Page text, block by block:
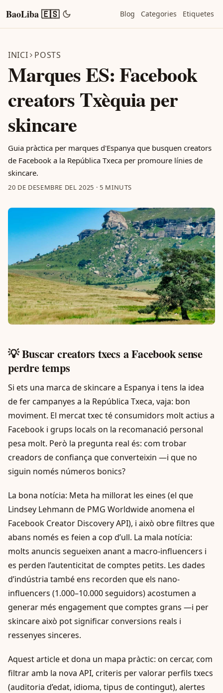
BaoLiba 🇪🇸 Blog Categories Etiquetes
INICI POSTS
Marques ES: Facebook
creators Txèquia per
skincare
Guia pràctica per marques d'Espanya que busquen creators
de Facebook a la República Txeca per promoure línies de
skincare.
20 DE DESEMBRE DEL 2025 · 5 MINUTS
💡 Buscar creators txecs a Facebook sense
perdre temps
Si ets una marca de skincare a Espanya i tens la idea
de fer campanyes a la República Txeca, vaja: bon
moviment. El mercat txec té consumidors molt actius a
Facebook i grups locals on la recomanació personal
pesa molt. Però la pregunta real és: com trobar
creadors de confiança que converteixin —i que no
siguin només números bonics?
La bona notícia: Meta ha millorat les eines (el que
Lindsey Lehmann de PMG Worldwide anomena el
Facebook Creator Discovery API), i això obre filtres que
abans només es feien a cop d’ull. La mala notícia:
molts anuncis segueixen anant a macro-influencers i
es perden l’autenticitat de comptes petits. Les dades
d’indústria també ens recorden que els nano-
influencers (1.000–10.000 seguidors) acostumen a
generar més engagement que comptes grans —i per
skincare això pot significar conversions reals i
ressenyes sinceres.
Aquest article et dona un mapa pràctic: on cercar, com
filtrar amb la nova API, criteris per valorar perfils txecs
(auditoria d’edat, idioma, tipus de contingut), alertes